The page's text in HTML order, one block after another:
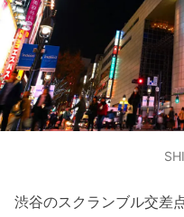
渋谷のスクランブル交差